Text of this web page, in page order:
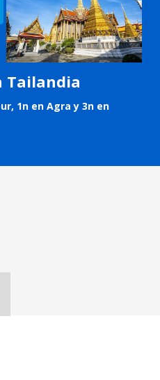
Tailandia
1n en Agra y 3n en